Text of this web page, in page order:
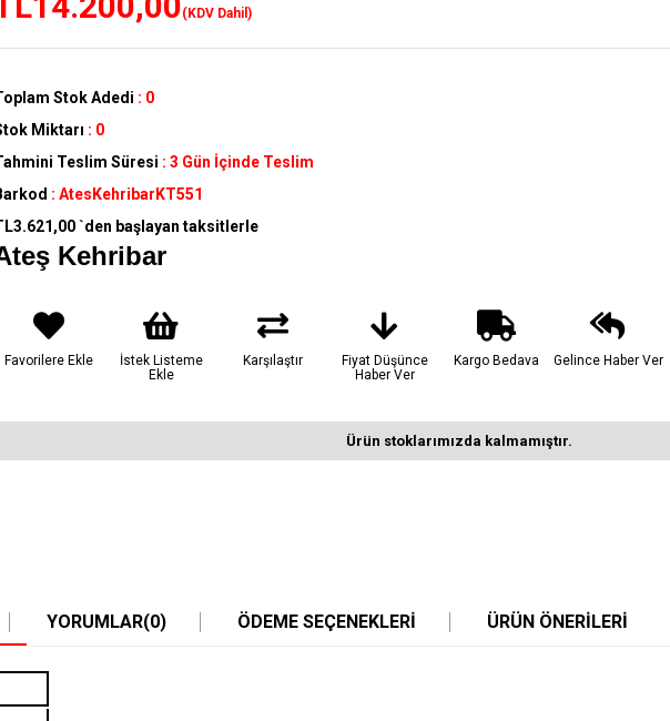
(KDV Dahil)
Stok Adedi : 0
Miktarı : 0
Teslim Süresi : 3 Gün İçinde Teslim
: AtesKehribarKT551
`den başlayan taksitlerle
Kehribar
Favorilere Ekle
İstek Listeme
Ekle
Karşılaştır
Fiyat Düşünce
Haber Ver
Kargo Bedava Gelince Haber Ver
Ürün stoklarımızda kalmamıştır.
YORUMLAR(0) ÖDEME SEÇENEKLERI ÜRÜN ÖNERILERI